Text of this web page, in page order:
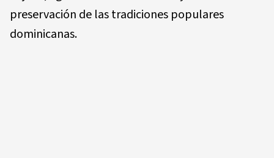
preservación de las tradiciones populares
dominicanas.